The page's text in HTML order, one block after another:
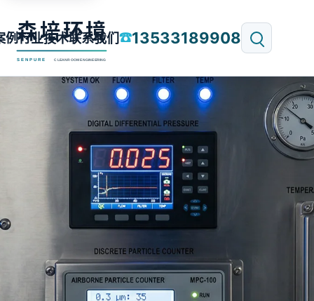
例行业技术联系我们☎13533189908